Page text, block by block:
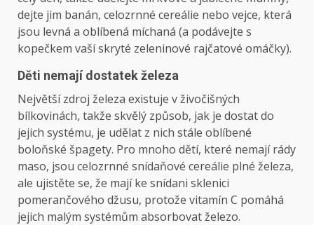
dejte jim banán, celozrnné cereálie nebo vejce, která
jsou levná a oblíbená míchaná (a podávejte s
kopečkem vaší skryté zeleninové rajčatové omáčky).
Děti nemají dostatek železa
Největší zdroj železa existuje v živočišných
bílkovinách, takže skvělý způsob, jak je dostat do
jejich systému, je udělat z nich stále oblíbené
boloňské špagety. Pro mnoho dětí, které nemají rády
maso, jsou celozrnné snídaňové cereálie plné železa,
ale ujistěte se, že mají ke snídani sklenici
pomerančového džusu, protože vitamín C pomáhá
jejich malým systémům absorbovat železo.